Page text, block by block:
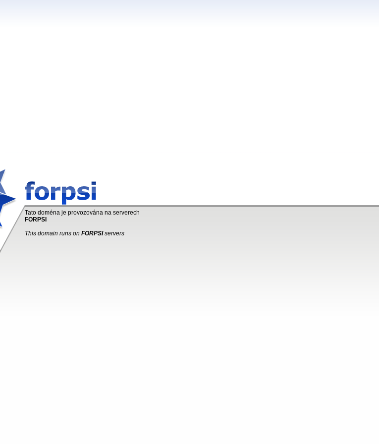
Tato doména je provozována na serverech
FORPSI
This domain runs on FORPSIservers